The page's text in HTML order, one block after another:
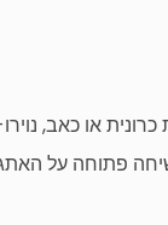
או כאב,
פתוחה על